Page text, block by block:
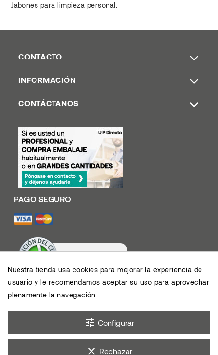
Jabones para limpieza personal.
CONTACTO
INFORMACIÓN
CONTÁCTANOS
×
Valoración De Clientes
Muy contento con el
servicio y los productos,
agradezco su eficiencia.
Opinión De Clientes
Nuestra tienda usa cookies para mejorar la experiencia de
usuario y le recomendamos aceptar su uso para aprovechar
plenamente la navegación.
tune Configurar
clear Rechazar